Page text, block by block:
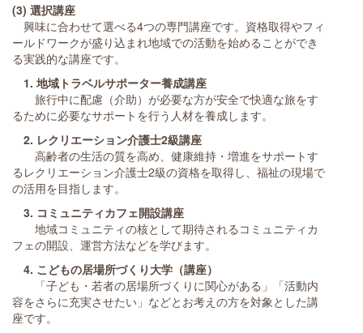
(3) 選択講座
興味に合わせて選べる4つの専門講座です。資格取得やフィ
ールドワークが盛り込まれ地域での活動を始めることができ
る実践的な講座です。
1. 地域トラベルサポーター養成講座
旅行中に配慮（介助）が必要な方が安全で快適な旅をす
るために必要なサポートを行う人材を養成します。
2. レクリエーション介護士2級講座
高齢者の生活の質を高め、健康維持・増進をサポートす
るレクリエーション介護士2級の資格を取得し、福祉の現場で
の活用を目指します。
3. コミュニティカフェ開設講座
地域コミュニティの核として期待されるコミュニティカ
フェの開設、運営方法などを学びます。
4. こどもの居場所づくり大学（講座）
「子ども・若者の居場所づくりに関心がある」「活動内
容をさらに充実させたい」などとお考えの方を対象とした講
座です。